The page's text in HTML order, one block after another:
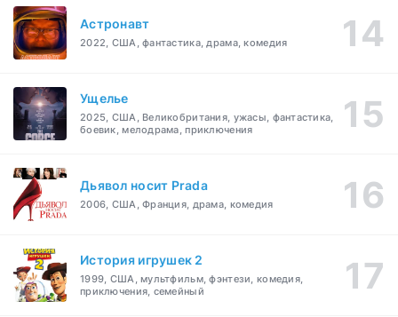
Астронавт
2022, США, фантастика, драма, комедия
Ущелье
2025, США, Великобритания, ужасы, фантастика,
боевик, мелодрама, приключения
Дьявол носит Prada
2006, США, Франция, драма, комедия
История игрушек 2
1999, США, мультфильм, фэнтези, комедия,
приключения, семейный